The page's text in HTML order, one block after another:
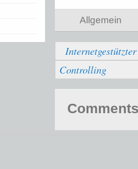
Allgemein
Controlling